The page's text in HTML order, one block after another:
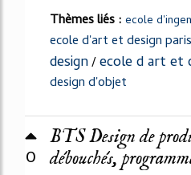
Thèmes liés : ecole
ecole d'art et design paris
design/ecole d art et
design d'objet
0
BTS Design de
débouchés,